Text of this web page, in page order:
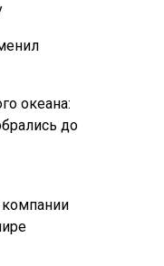
океана:
до
компании